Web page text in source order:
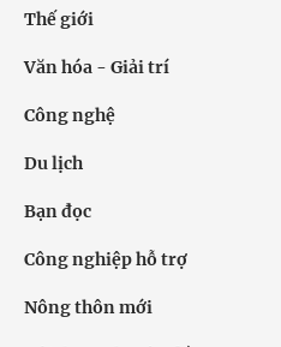
Thế giới
Văn hóa - Giải trí
Công nghệ
Du lịch
Bạn đọc
Công nghiệp hỗ trợ
Nông thôn mới